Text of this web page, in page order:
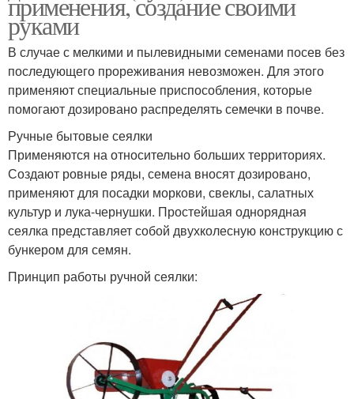
руками
В случае с мелкими и пылевидными семенами посев без
последующего прореживания невозможен. Для этого
применяют специальные приспособления, которые
помогают дозировано распределять семечки в почве.
Ручные бытовые сеялки
Применяются на относительно больших территориях.
Создают ровные ряды, семена вносят дозировано,
применяют для посадки моркови, свеклы, салатных
культур и лука-чернушки. Простейшая однорядная
сеялка представляет собой двухколесную конструкцию с
бункером для семян.
Принцип работы ручной сеялки: